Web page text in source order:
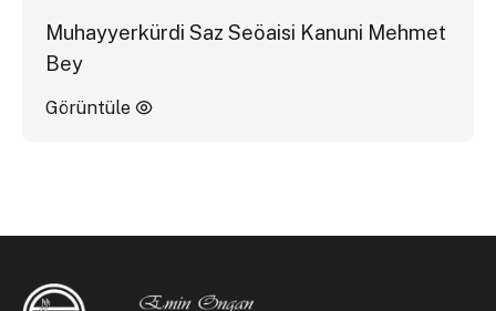
Muhayyerkürdi Saz Seöaisi Kanuni Mehmet
Bey
Görüntüle